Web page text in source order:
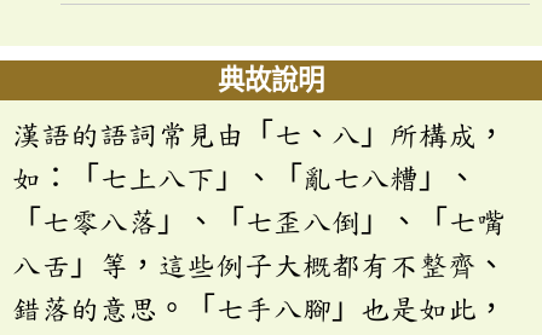
典故說明
漢語的語詞常見由「七、八」所構成，
如：「七上八下」、「亂七八糟」、
「七零八落」、「七歪八倒」、「七嘴
八舌」等，這些例子大概都有不整齊、
錯落的意思。「七手八腳」也是如此，